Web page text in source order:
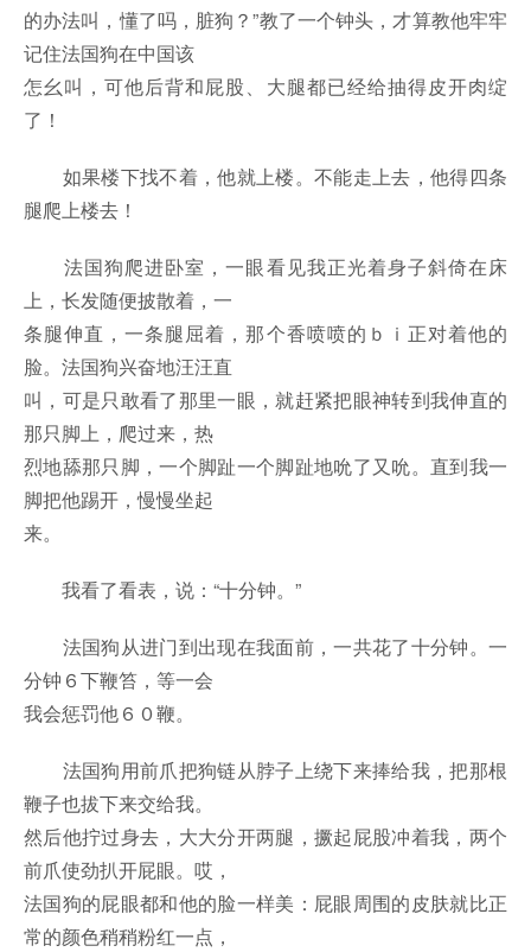
的办法叫，懂了吗，脏狗？”教了一个钟头，才算教他牢牢
记住法国狗在中国该
怎幺叫，可他后背和屁股、大腿都已经给抽得皮开肉绽
了！
如果楼下找不着，他就上楼。不能走上去，他得四条
腿爬上楼去！
法国狗爬进卧室，一眼看见我正光着身子斜倚在床
上，长发随便披散着，一
条腿伸直，一条腿屈着，那个香喷喷的ｂｉ正对着他的
脸。法国狗兴奋地汪汪直
叫，可是只敢看了那里一眼，就赶紧把眼神转到我伸直的
那只脚上，爬过来，热
烈地舔那只脚，一个脚趾一个脚趾地吮了又吮。直到我一
脚把他踢开，慢慢坐起
来。
我看了看表，说：“十分钟。”
法国狗从进门到出现在我面前，一共花了十分钟。一
分钟６下鞭笞，等一会
我会惩罚他６０鞭。
法国狗用前爪把狗链从脖子上绕下来捧给我，把那根
鞭子也拔下来交给我。
然后他拧过身去，大大分开两腿，撅起屁股冲着我，两个
前爪使劲扒开屁眼。哎，
法国狗的屁眼都和他的脸一样美：屁眼周围的皮肤就比正
常的颜色稍稍粉红一点，